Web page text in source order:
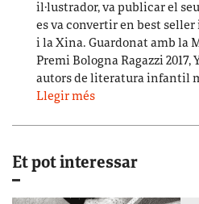
il·lustrador, va publicar el
es va convertir en best
i la Xina. Guardonat amb la
Premi Bologna Ragazzi
autors de literatura infantil
Llegir més
Et pot interessar